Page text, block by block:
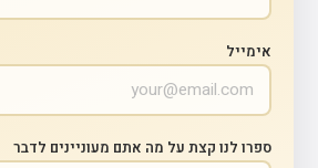
אימייל
ספרו לנו קצת על מה אתם מעוניינים לדבר